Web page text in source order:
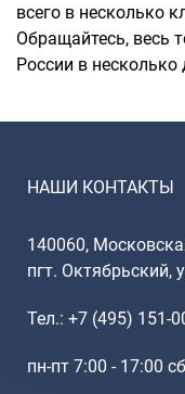
всего в несколько
Обращайтесь, весь
России в несколько
НАШИ КОНТАКТЫ
140060,
пгт. Октябрьский,
Тел.: +7 (495) 151-
пн-пт 7:00 - 17:00